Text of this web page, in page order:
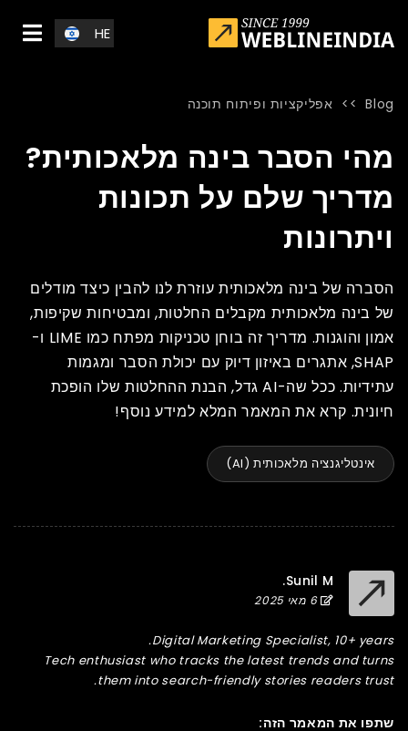
HE
Blog
>> אפליקציות ופיתוח תוכנה
מהי הסבר בינה מלאכותית?
מדריך שלם על תכונות
ויתרונות
הסברה של בינה מלאכותית עוזרת לנו להבין כיצד מודלים
של בינה מלאכותית מקבלים החלטות, ומבטיחות שקיפות,
אמון והוגנות. מדריך זה בוחן טכניקות מפתח כמו LIME ו-
SHAP, אתגרים באיזון דיוק עם יכולת הסבר ומגמות
עתידיות. ככל שה-AI גדל, הבנת ההחלטות שלו הופכת
חיונית. קרא את המאמר המלא למידע נוסף!
אינטליגנציה מלאכותית (AI)
Sunil M.
6 מאי 2025
Digital Marketing Specialist, 10+ years.
Tech enthusiast who tracks the latest trends and turns
them into search-friendly stories readers trust.
שתפו את המאמר הזה: